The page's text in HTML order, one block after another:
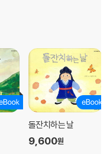
돌잔치하는 날
9,600원